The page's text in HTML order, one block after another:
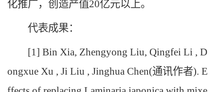
化推广，创造产值20亿元以上。
代表成果：
[1] Bin Xia, Zhengyong Liu, Qingfei Li , D
ongxue Xu , Ji Liu , Jinghua Chen(通讯作者). E